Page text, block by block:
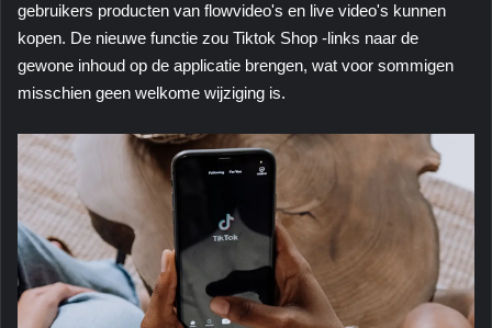
gebruikers producten van flowvideo's en live video's kunnen
kopen. De nieuwe functie zou Tiktok Shop -links naar de
gewone inhoud op de applicatie brengen, wat voor sommigen
misschien geen welkome wijziging is.